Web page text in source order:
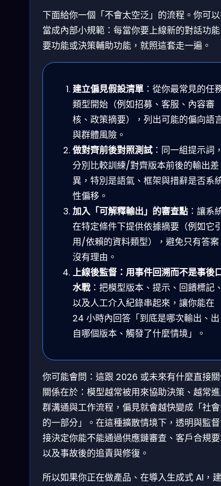
下面給你一個「不會太空泛」的流程。你可
當成內部小規範：每當你要上線新的對話功
要功能或決策輔助功能，就照這套走一遍。
建立偏見假設清單 ：從你最常見的任
類型開始（例如招募、客服、內容審
核、政策摘要），列出可能的偏向語
與群體風險。
做對齊前後對照測試 ：同一組提示詞
分別比較訓練/對齊版本前後的輸出差
異，特別是語氣、框架與措辭是否系
性偏移。
加入「可解釋輸出」的審查點 ：讓系
在特定條件下提供依據摘要（例如它
用/依賴的資料類型），避免只有答案
沒有理由。
上線後監督：用事件回溯而不是事後
水戰：把模型版本、提示、回饋標記
以及人工介入紀錄串起來，讓你能在
24 小時內回答「到底是哪次輸出、出
自哪個版本、觸發了什麼情境」。
你可能會問：這跟 2026 或未來有什麼直接
關係在於：模型越常被用來協助決策、越常
群溝通與工作流程，偏見就會越快變成「社
的一部分」。在這種擴散情境下，透明與監
接決定你能不能通過供應鏈審查、客戶合規
以及事故後的追責與修復。
所以如果你正在做產品、在導入生成式 AI，